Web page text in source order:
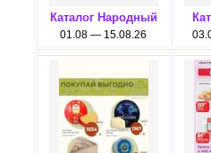
Каталог Народный
01.08 — 15.08.26